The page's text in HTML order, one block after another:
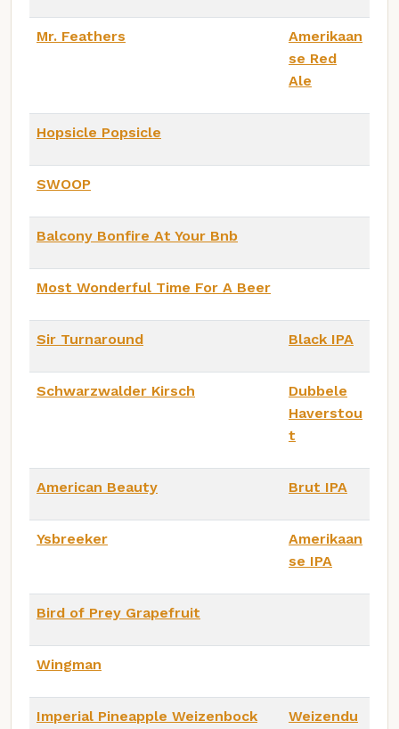
Mr. Feathers
Amerikaan
se Red
Ale
Hopsicle Popsicle
SWOOP
Balcony Bonfire At Your Bnb
Most Wonderful Time For A Beer
Sir Turnaround Black IPA
Schwarzwalder Kirsch
Dubbele
Haverstou
t
American Beauty Brut IPA
Ysbreeker
Amerikaan
se IPA
Bird of Prey Grapefruit
Wingman
Imperial Pineapple Weizenbock
Weizendu